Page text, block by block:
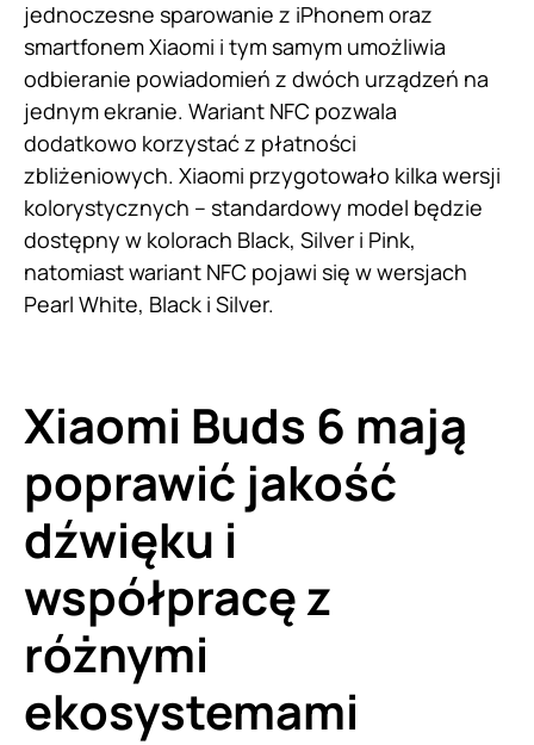
jednoczesne sparowanie z iPhonem oraz
smartfonem Xiaomi i tym samym umożliwia
odbieranie powiadomień z dwóch urządzeń na
jednym ekranie. Wariant NFC pozwala
dodatkowo korzystać z płatności
zbliżeniowych. Xiaomi przygotowało kilka wersji
kolorystycznych – standardowy model będzie
dostępny w kolorach Black, Silver i Pink,
natomiast wariant NFC pojawi się w wersjach
Pearl White, Black i Silver.
Xiaomi Buds 6 mają
poprawić jakość
dźwięku i
współpracę z
różnymi
ekosystemami